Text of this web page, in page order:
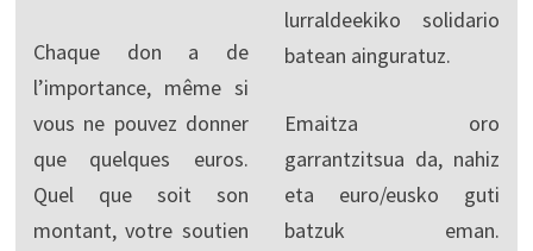
Chaque don a de
l’importance, même si
vous ne pouvez donner
que quelques euros.
Quel que soit son
montant, votre soutien
lurraldeekiko solidario
batean ainguratuz.
Emaitza oro
garrantzitsua da, nahiz
eta euro/eusko guti
batzuk eman.